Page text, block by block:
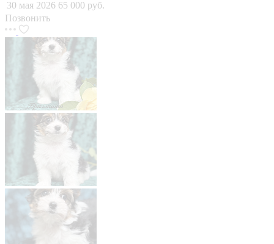
30 мая 2026 65 000 руб.
Позвонить